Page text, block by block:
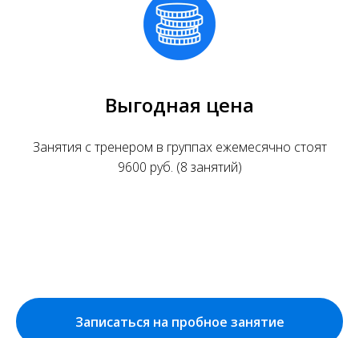
Выгодная цена
Занятия с тренером в группах ежемесячно стоят
9600 руб. (8 занятий)
Записаться на пробное занятие